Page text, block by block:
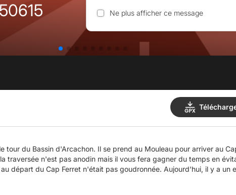
tour du Bassin d'Arcachon. Il se prend au Mouleau pour arriver au
traversée n'est pas anodin mais il vous fera gagner du temps en
Ne plus afficher ce message